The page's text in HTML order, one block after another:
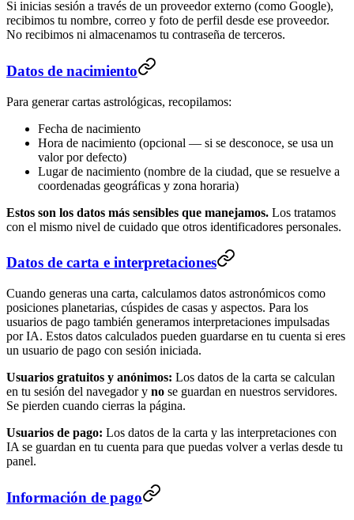
Si inicias sesión a través de un proveedor externo (como Google),
recibimos tu nombre, correo y foto de perfil desde ese proveedor.
No recibimos ni almacenamos tu contraseña de terceros.
Datos de nacimiento
Para generar cartas astrológicas, recopilamos:
Fecha de nacimiento
Hora de nacimiento (opcional — si se desconoce, se usa un
valor por defecto)
Lugar de nacimiento (nombre de la ciudad, que se resuelve a
coordenadas geográficas y zona horaria)
Estos son los datos más sensibles que manejamos. Los tratamos
con el mismo nivel de cuidado que otros identificadores personales.
Datos de carta e interpretaciones
Cuando generas una carta, calculamos datos astronómicos como
posiciones planetarias, cúspides de casas y aspectos. Para los
usuarios de pago también generamos interpretaciones impulsadas
por IA. Estos datos calculados pueden guardarse en tu cuenta si eres
un usuario de pago con sesión iniciada.
Usuarios gratuitos y anónimos: Los datos de la carta se calculan
en tu sesión del navegador y no se guardan en nuestros servidores.
Se pierden cuando cierras la página.
Usuarios de pago: Los datos de la carta y las interpretaciones con
IA se guardan en tu cuenta para que puedas volver a verlas desde tu
panel.
Información de pago